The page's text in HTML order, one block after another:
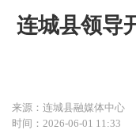
连城县领导
来源：连城县融媒体中心
时间：2026-06-01 11:33